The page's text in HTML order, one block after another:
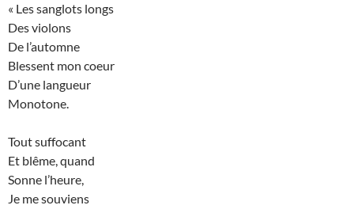
« Les sanglots longs
Des violons
De l’automne
Blessent mon coeur
D’une langueur
Monotone.
Tout suffocant
Et blême, quand
Sonne l’heure,
Je me souviens